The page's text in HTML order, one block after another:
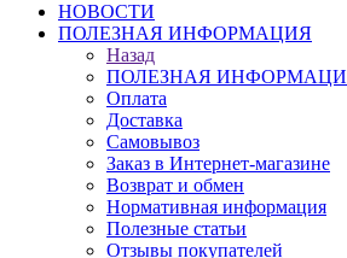
НОВОСТИ
ПОЛЕЗНАЯ ИНФОРМАЦИЯ
Назад
ПОЛЕЗНАЯ
Оплата
Доставка
Самовывоз
Заказ в Интернет-магазине
Возврат и обмен
Нормативная информация
Полезные статьи
Отзывы покупателей